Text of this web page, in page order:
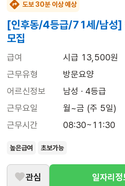
도보 30분 이상 예상
[인후동/4등급/71세/남성]
모집
급여
시급 13,500원
근무유형
방문요양
어르신정보
남성 · 4등급
근무요일
월~금 (주 5일)
근무시간
08:30~11:30
높은급여 초보가능
관심 일자리